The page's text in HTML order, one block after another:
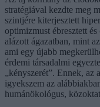
stratégiával kezdte meg
szintjére kiterjesztett
optimizmust ébresztett
alázott ágazatban, mint
ami egy újabb
érdemi társadalmi
„kényszerét”. Ennek, az
igyekszem az
humánökológus,